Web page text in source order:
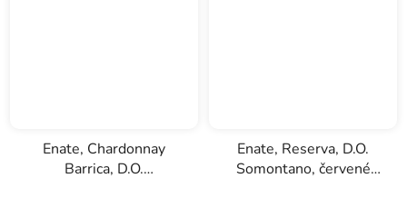
Enate, Chardonnay
Barrica, D.O.
Enate, Reserva, D.O.
Somontano, červené